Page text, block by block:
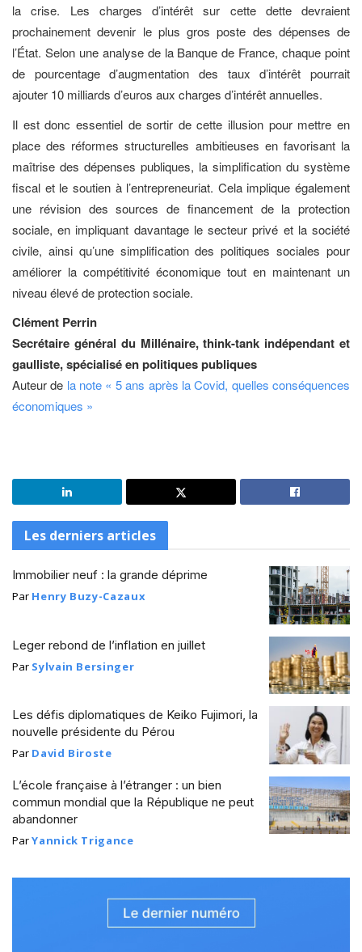
la crise. Les charges d’intérêt sur cette dette devraient
prochainement devenir le plus gros poste des dépenses de
l’État. Selon une analyse de la Banque de France, chaque point
de pourcentage d’augmentation des taux d’intérêt pourrait
ajouter 10 milliards d’euros aux charges d’intérêt annuelles.
Il est donc essentiel de sortir de cette illusion pour mettre en
place des réformes structurelles ambitieuses en favorisant la
maîtrise des dépenses publiques, la simplification du système
fiscal et le soutien à l’entrepreneuriat. Cela implique également
une révision des sources de financement de la protection
sociale, en impliquant davantage le secteur privé et la société
civile, ainsi qu’une simplification des politiques sociales pour
améliorer la compétitivité économique tout en maintenant un
niveau élevé de protection sociale.
Clément Perrin
Secrétaire général du Millénaire, think-tank indépendant et
gaulliste, spécialisé en politiques publiques
Auteur de la note « 5 ans après la Covid, quelles conséquences
économiques »
Les derniers articles
Immobilier neuf : la grande déprime
Par Henry Buzy-Cazaux
Leger rebond de l’inflation en juillet
Par Sylvain Bersinger
Les défis diplomatiques de Keiko Fujimori, la
nouvelle présidente du Pérou
Par David Biroste
L’école française à l’étranger : un bien
commun mondial que la République ne peut
abandonner
ParYannick Trigance